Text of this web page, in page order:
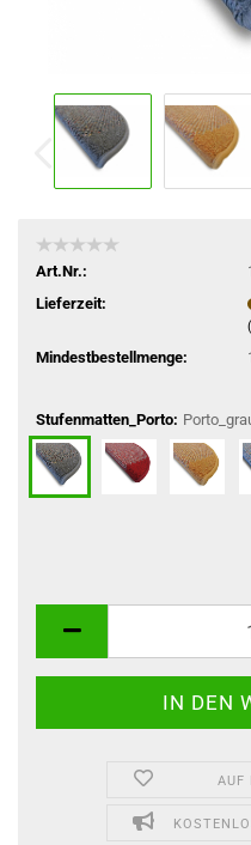
Art.Nr.:
Lieferzeit:
Mindestbestellmenge:
Stufenmatten_Porto:
AUF